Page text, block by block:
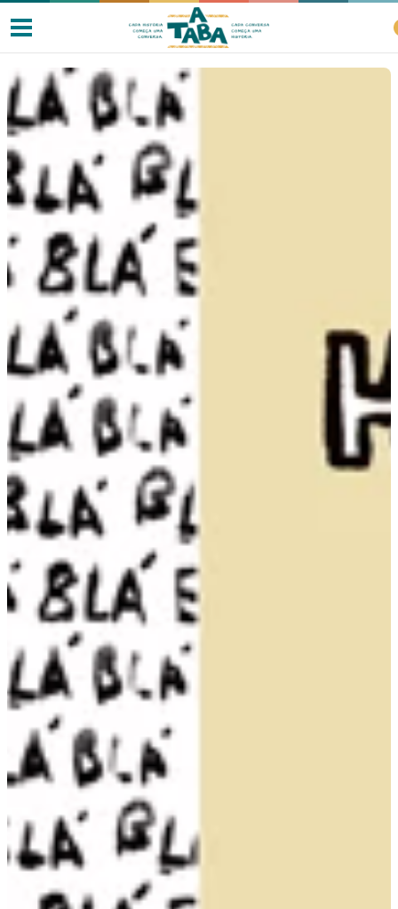
Livros
Resenhas
Clube de Leitores
Listas
Como ler?
Na escola
Na família
Colunas
Conteúdos
Colecionáveis
Cursos On line
E-Books
Eventos
Podcast
Assine